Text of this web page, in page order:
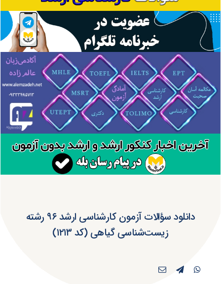
دانلود سؤالات آزمون کارشناسی ارشد ۹۶ رشته
زیست‌شناسی گیاهی (کد ۱۲۱۳)